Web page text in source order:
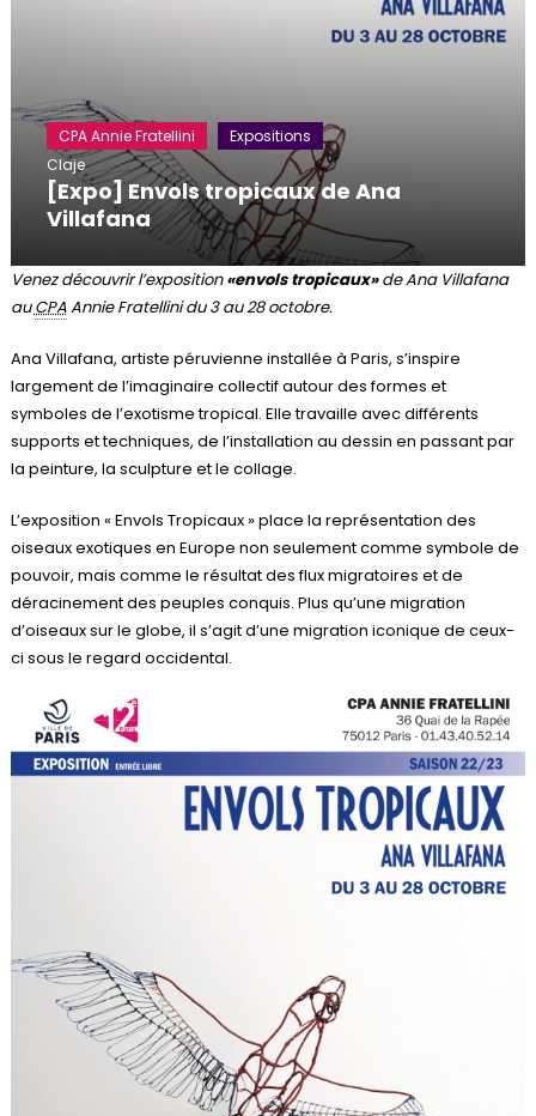
CPA Annie Fratellini
Expositions
Claje
[Expo] Envols tropicaux de Ana
Villafana
Venez découvrir l’exposition«envols tropicaux»de Ana Villafana
auCPAAnnie Fratellini du 3 au 28 octobre.
Ana Villafana, artiste péruvienne installée à Paris, s’inspire
largement de l’imaginaire collectif autour des formes et
symboles de l’exotisme tropical. Elle travaille avec différents
supports et techniques, de l’installation au dessin en passant par
la peinture, la sculpture et le collage.
L’exposition « Envols Tropicaux » place la représentation des
oiseaux exotiques en Europe non seulement comme symbole de
pouvoir, mais comme le résultat des flux migratoires et de
déracinement des peuples conquis. Plus qu’une migration
d’oiseaux sur le globe, il s’agit d’une migration iconique de ceux-
ci sous le regard occidental.